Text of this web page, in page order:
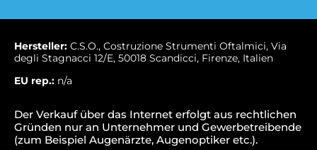
Hersteller: C.S.O., Costruzione Strumenti Oftalmici, Via
degli Stagnacci 12/E, 50018 Scandicci, Firenze, Italien
EU rep.: n/a
Der Verkauf über das Internet erfolgt aus rechtlichen
Gründen nur an Unternehmer und Gewerbetreibende
(zum Beispiel Augenärzte, Augenoptiker etc.).